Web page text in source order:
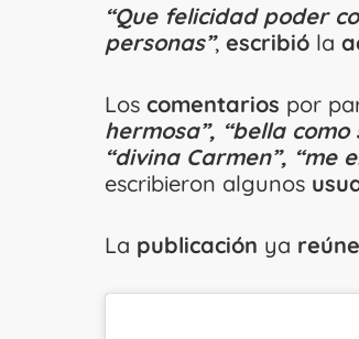
“Que felicidad poder
personas”, escribió la
Los comentarios por
hermosa”, “bella
“divina Carmen”, “me
escribieron algunos
La publicación ya reúne